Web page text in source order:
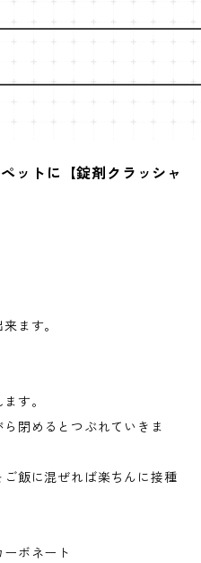
ットに【錠剤クラッシャ
ます。
す。
閉めるとつぶれていきま
飯に混ぜれば楽ちんに接種
ボネート